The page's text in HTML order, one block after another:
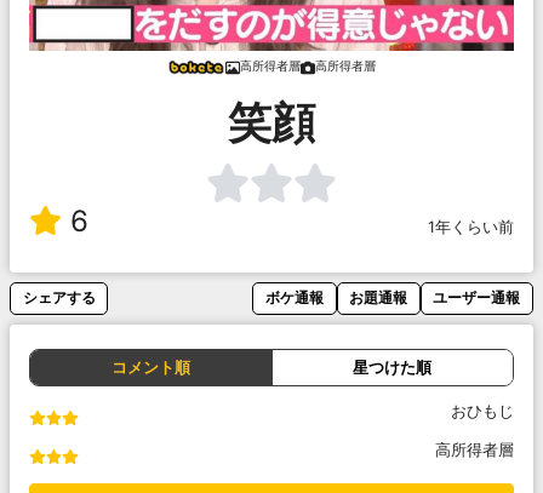
高所得者層 高所得者層
笑顔
6 1年くらい前
シェアする ボケ通報 お題通報 ユーザー通報
コメント順 星つけた順
おひもじ
高所得者層